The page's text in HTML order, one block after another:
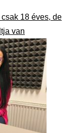
18 éves, de
van